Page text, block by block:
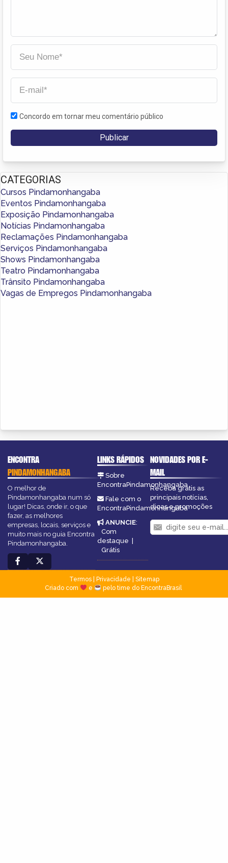
Concordo em tornar meu comentário público
CATEGORIAS
Cursos Pindamonhangaba
Eventos Pindamonhangaba
Exposição Pindamonhangaba
Notícias Pindamonhangaba
Reclamações Pindamonhangaba
Serviços Pindamonhangaba
Shows Pindamonhangaba
Teatro Pindamonhangaba
Trânsito Pindamonhangaba
Vagas de Empregos Pindamonhangaba
ENCONTRA
PINDAMONHANGABA
O melhor de
Pindamonhangaba num só
lugar! Dicas, onde ir, o que
fazer, as melhores
empresas, locais, serviços e
muito mais no guia Encontra
Pindamonhangaba.
LINKS RÁPIDOS
Sobre
EncontraPindamonhangaba
Fale com o
EncontraPindamonhangaba
ANUNCIE:
Com
destaque |
Grátis
NOVIDADES POR E-
MAIL
Receba grátis as
principais notícias,
dicas e promoções
Termos| Privacidade
Sitemap
Criado com
e pelo time do EncontraBrasil